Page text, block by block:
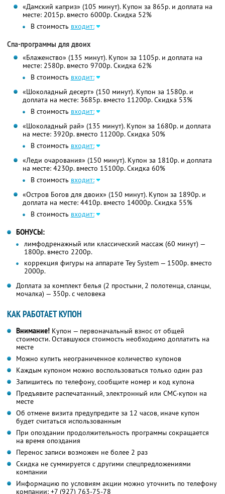
«Дамский каприз» (105 минут). Купон за 865р. и доплата на
месте: 2015р. вместо 6000р. Скидка 52%
В стоимость входит:
Спа-программы для двоих
«Блаженство» (135 минут). Купон за 1105р. и доплата на
месте: 2580р. вместо 9700р. Скидка 62%
В стоимость входит:
«Шоколадный десерт» (150 минут). Купон за 1580р. и
доплата на месте: 3685р. вместо 11200р. Скидка 53%
В стоимость входит:
«Шоколадный рай» (135 минут). Купон за 1680р. и доплата
на месте: 3920р. вместо 11200р. Скидка 50%
В стоимость входит:
«Леди очарования» (150 минут). Купон за 1810р. и доплата
на месте: 4230р. вместо 15100р. Скидка 60%
В стоимость входит:
«Остров Богов для двоих» (150 минут). Купон за 1890р. и
доплата на месте: 4410р. вместо 14000р. Скидка 55%
В стоимость входит:
БОНУСЫ:
лимфодренажный или классический массаж (60 минут) —
1800р. вместо 2200р.
коррекция фигуры на аппарате Tey System — 1500р. вместо
2000р.
Доплата за комплект белья (2 простыни, 2 полотенца, сланцы,
мочалка) — 350р. с человека
КАК РАБОТАЕТ КУПОН
Внимание! Купон — первоначальный взнос от общей
стоимости. Оставшуюся стоимость необходимо доплатить на
месте
Можно купить неограниченное количество купонов
Каждым купоном можно воспользоваться только один раз
Запишитесь по телефону, сообщите номер и код купона
Предъявите распечатанный, электронный или СМС-купон на
месте
Об отмене визита предупредите за 12 часов, иначе купон
будет считаться использованным
При опоздании продолжительность программы сокращается
на время опоздания
Перенос записи возможен не более 2 раз
Скидка не суммируется с другими спецпредложениями
компании
Информацию по условиям акции можно уточнить по телефону
компании: +7 (927) 763-75-78